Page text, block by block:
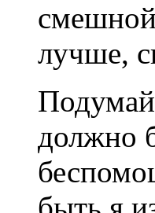
лучше,
должно